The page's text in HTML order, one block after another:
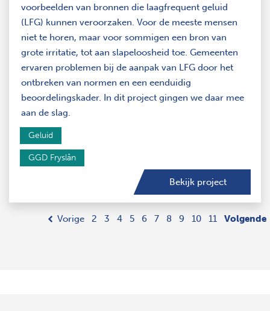
voorbeelden van bronnen die laagfrequent geluid
(LFG) kunnen veroorzaken. Voor de meeste mensen
niet te horen, maar voor sommigen een bron van
grote irritatie, tot aan slapeloosheid toe. Gemeenten
ervaren problemen bij de aanpak van LFG door het
ontbreken van normen en een eenduidig
beoordelingskader. In dit project gingen we daar mee
aan de slag.
Geluid
GGD Fryslân
Bekijk project
Vorige 2 3 4 5 6 7 8 9 10 11 Volgende